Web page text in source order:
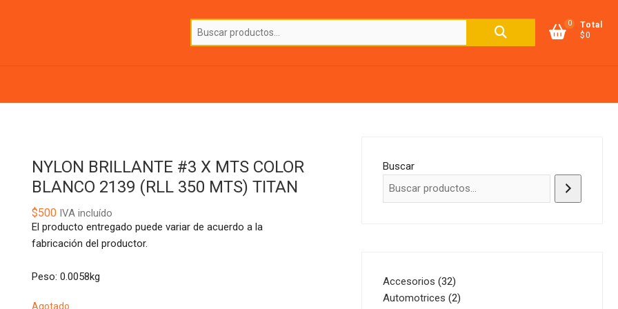
Buscar
0
Total
$0
NYLON BRILLANTE #3 X MTS COLOR
BLANCO 2139 (RLL 350 MTS) TITAN
$500 IVA incluído
El producto entregado puede variar de acuerdo a la
fabricación del productor.
Peso: 0.0058kg
Agotado
Buscar
Accesorios 3232
productos
Automotrices 22